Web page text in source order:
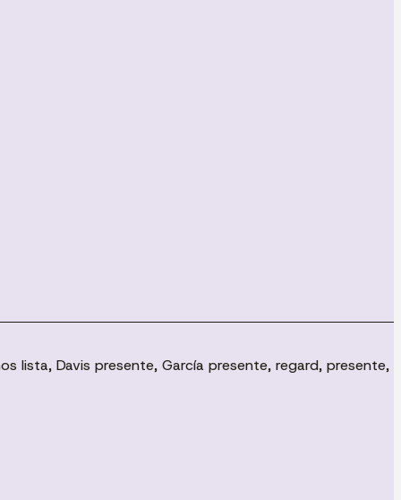
lista, Davis presente, García presente, regard, presente,